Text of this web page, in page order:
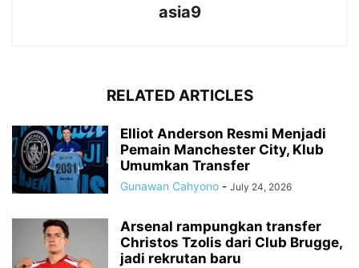
asia9
RELATED ARTICLES
Elliot Anderson Resmi Menjadi
Pemain Manchester City, Klub
Umumkan Transfer
Gunawan Cahyono - July 24, 2026
Arsenal rampungkan transfer
Christos Tzolis dari Club Brugge,
jadi rekrutan baru